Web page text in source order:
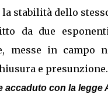
stabilità dello
da due
messe in campo
e presunzione.
con la legge